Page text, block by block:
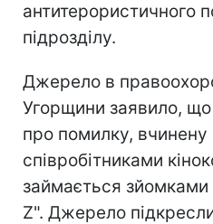
антитерористичного
підрозділу.
Джерело в
Угорщини заявило,
про помилку, вчинену
співробітниками
займається зйомками
Z". Джерело